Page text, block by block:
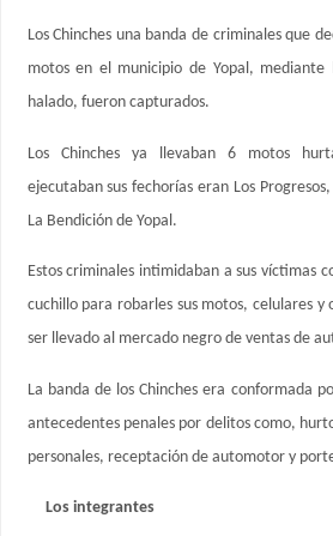
Los Chinches una banda de criminales que
motos en el municipio de Yopal,
halado, fueron capturados.
Los Chinches ya llevaban 6 motos
ejecutaban sus fechorías eran Los
La Bendición de Yopal.
Estos criminales intimidaban a sus víctimas
cuchillo para robarles sus motos, celulares
ser llevado al mercado negro de ventas de
La banda de los Chinches era conformada
antecedentes penales por delitos como,
personales, receptación de automotor y
Los integrantes